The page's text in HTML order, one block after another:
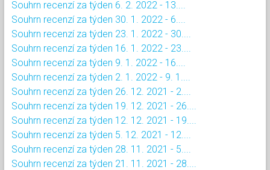
Souhrn recenzí za týden 6. 2. 2022 - 13....
Souhrn recenzí za týden 30. 1. 2022 - 6....
Souhrn recenzí za týden 23. 1. 2022 - 30....
Souhrn recenzí za týden 16. 1. 2022 - 23....
Souhrn recenzí za týden 9. 1. 2022 - 16....
Souhrn recenzí za týden 2. 1. 2022 - 9. 1....
Souhrn recenzí za týden 26. 12. 2021 - 2....
Souhrn recenzí za týden 19. 12. 2021 - 26....
Souhrn recenzí za týden 12. 12. 2021 - 19....
Souhrn recenzí za týden 5. 12. 2021 - 12....
Souhrn recenzí za týden 28. 11. 2021 - 5....
Souhrn recenzí za týden 21. 11. 2021 - 28....